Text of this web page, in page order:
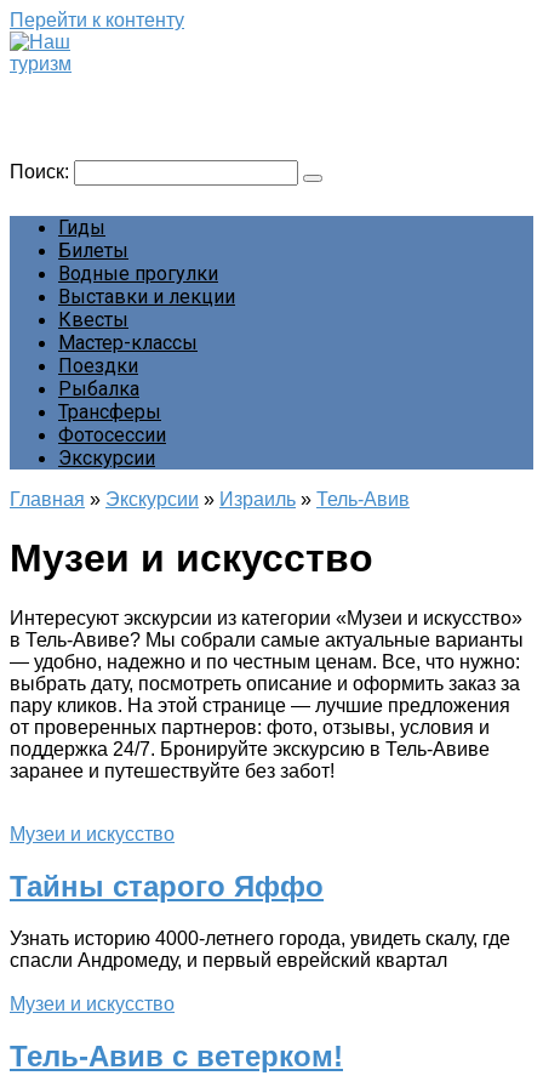
Перейти к контенту
Поиск:
Гиды
Билеты
Водные прогулки
Выставки и лекции
Квесты
Мастер-классы
Поездки
Рыбалка
Трансферы
Фотосессии
Экскурсии
Главная » Экскурсии » Израиль » Тель-Авив
Музеи и искусство
Интересуют экскурсии из категории «Музеи и искусство»
в Тель-Авиве? Мы собрали самые актуальные варианты
— удобно, надежно и по честным ценам. Все, что нужно:
выбрать дату, посмотреть описание и оформить заказ за
пару кликов. На этой странице — лучшие предложения
от проверенных партнеров: фото, отзывы, условия и
поддержка 24/7. Бронируйте экскурсию в Тель-Авиве
заранее и путешествуйте без забот!
Музеи и искусство
Тайны старого Яффо
Узнать историю 4000-летнего города, увидеть скалу, где
спасли Андромеду, и первый еврейский квартал
Музеи и искусство
Тель-Авив с ветерком!